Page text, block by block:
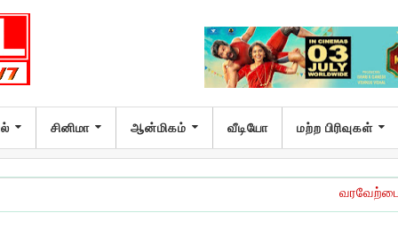
சினிமா ஆன்மிகம் வீடியோ மற்ற பிரிவுகள்
வரவேற்பைக் குவிக்கும்